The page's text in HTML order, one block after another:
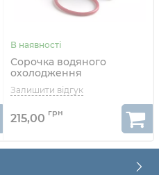
Сорочка водяного
охолодження
HOBBYWING 2040 для
моторів 130-го класу
215,00